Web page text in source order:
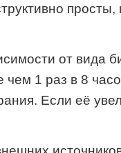
просты,
от вида
чем 1 раз в 8
Если её